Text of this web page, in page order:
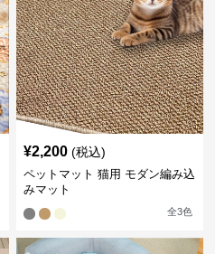
¥2,200 (税込)
ペットマット 猫用 モダン編み込
みマット
全3色